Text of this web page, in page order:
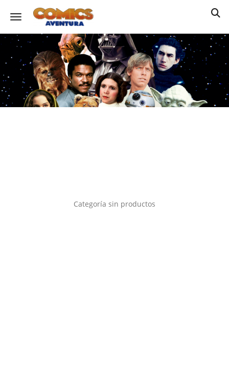
Toggle navigation
Categoría sin productos